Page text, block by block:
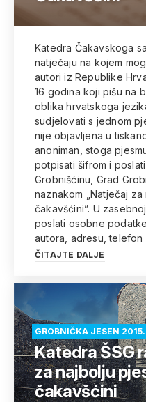
Katedra Čakavskoga
natječaju na kojem
autori iz Republike
16 godina koji pišu na
oblika hrvatskoga
sudjelovati s jednom
nije objavljena u
anoniman, stoga
potpisati šifrom i
Grobnišćinu, Grad
naznakom „Natječaj
čakavšćini”. U
poslati osobne
autora, adresu, telefon
ČITAJTE DALJE
GROBNIČKA JESEN
Katedra ŠSG
za najbolju
čakavšćini